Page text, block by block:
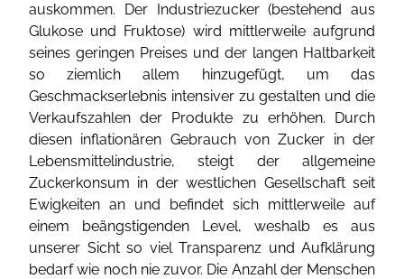
auskommen. Der Industriezucker (bestehend aus
Glukose und Fruktose) wird mittlerweile aufgrund
seines geringen Preises und der langen Haltbarkeit
so ziemlich allem hinzugefügt, um das
Geschmackserlebnis intensiver zu gestalten und die
Verkaufszahlen der Produkte zu erhöhen. Durch
diesen inflationären Gebrauch von Zucker in der
Lebensmittelindustrie, steigt der allgemeine
Zuckerkonsum in der westlichen Gesellschaft seit
Ewigkeiten an und befindet sich mittlerweile auf
einem beängstigenden Level, weshalb es aus
unserer Sicht so viel Transparenz und Aufklärung
bedarf wie noch nie zuvor. Die Anzahl der Menschen